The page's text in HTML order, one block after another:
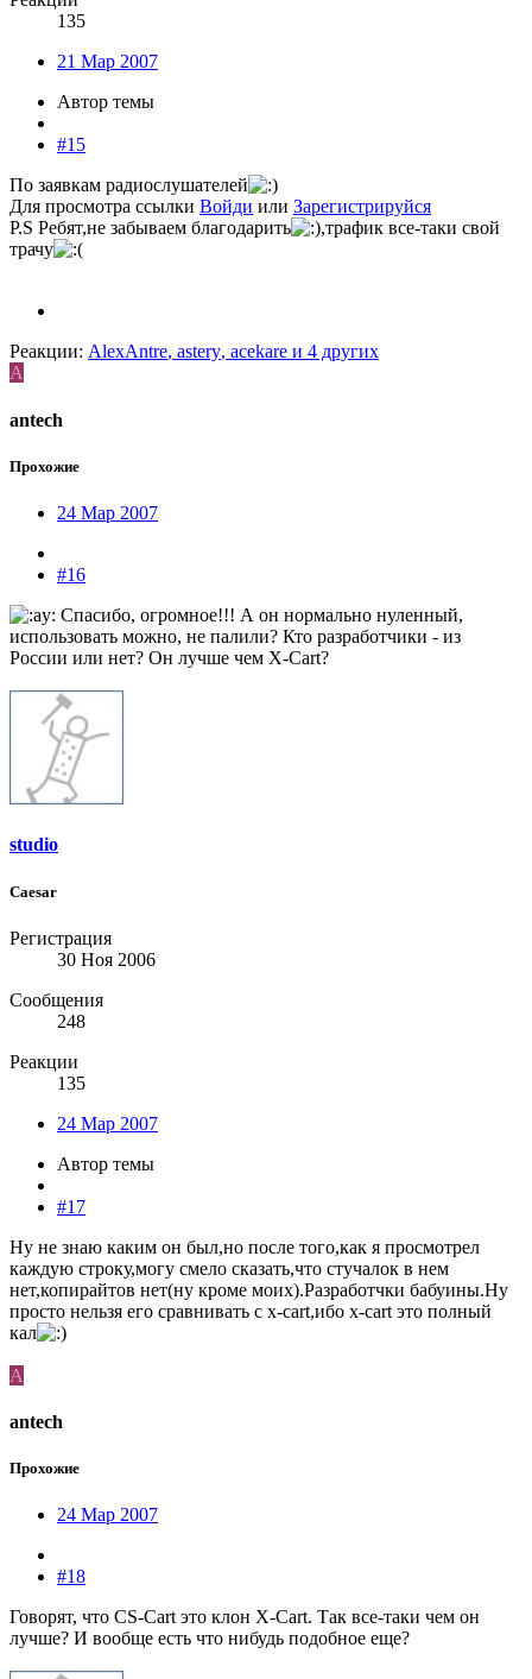
135
21 Мар 2007
Автор темы
#15
По заявкам радиослушателей
Для просмотра ссылки Войди или Зарегистрируйся
P.S Ребят,не забываем благодарить
,трафик все-таки свой
трачу
Реакции: AlexAntre, astery, acekare и 4 других
A
antech
Прохожие
24 Мар 2007
#16
Спасибо, огромное!!! А он нормально нуленный,
использовать можно, не палили? Кто разработчики - из
России или нет? Он лучше чем X-Cart?
studio
Caesar
Регистрация
30 Ноя 2006
Сообщения
248
Реакции
135
24 Мар 2007
Автор темы
#17
Ну не знаю каким он был,но после того,как я просмотрел
каждую строку,могу смело сказать,что стучалок в нем
нет,копирайтов нет(ну кроме моих).Разработчки бабуины.Ну
просто нельзя его сравнивать с x-cart,ибо x-cart это полный
кал
A
antech
Прохожие
24 Мар 2007
#18
Говорят, что CS-Cart это клон X-Cart. Так все-таки чем он
лучше? И вообще есть что нибудь подобное еще?